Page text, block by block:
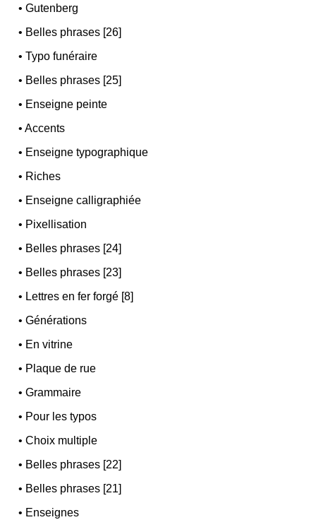
•Gutenberg
• Belles phrases [26]
•Typo funéraire
• Belles phrases [25]
• Enseigne peinte
•Accents
• Enseigne typographique
• Riches
• Enseigne calligraphiée
• Pixellisation
• Belles phrases [24]
• Belles phrases [23]
• Lettres en fer forgé [8]
•Générations
• En vitrine
• Plaque de rue
•Grammaire
• Pour les typos
•Choix multiple
• Belles phrases [22]
• Belles phrases [21]
• Enseignes